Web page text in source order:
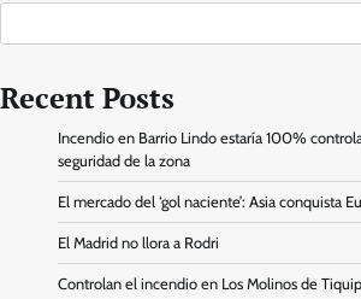
Recent Posts
Incendio en Barrio Lindo estaría 100%
seguridad de la zona
El mercado del ‘gol naciente’: Asia conquista
El Madrid no llora a Rodri
Controlan el incendio en Los Molinos de